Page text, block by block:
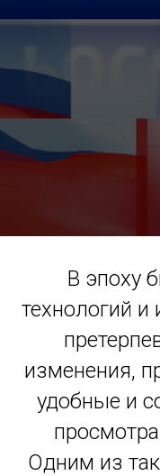
В эпоху
технологий и
изменения,
удобные и
Одним из